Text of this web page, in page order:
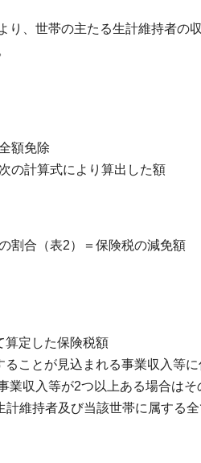
り、世帯の主たる生計維持者の
額免除
計算式により算出した額
割合（表2）＝保険税の減免額
算定した保険税額
ことが見込まれる事業収入等
業収入等が2つ以上ある場合はそ
維持者及び当該世帯に属する